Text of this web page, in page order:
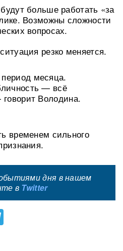
больше работать «за
Возможны сложности
вопросах.
резко меняется.
месяца.
— всё
Володина.
временем сильного
дня в нашем
в Twitter